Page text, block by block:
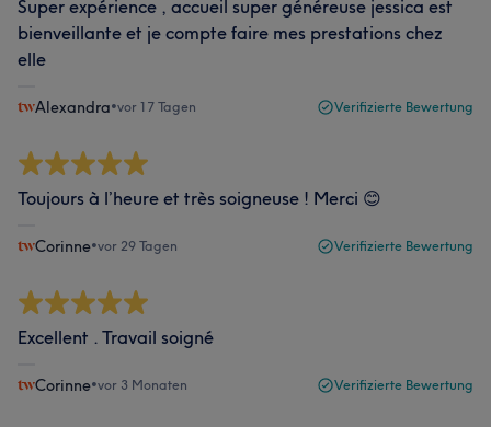
Super expérience , accueil super généreuse jessica est
bienveillante et je compte faire mes prestations chez
elle
Alexandra•vor 17 Tagen Verifizierte Bewertung
Toujours à l’heure et très soigneuse ! Merci 😊
Corinne•vor 29 Tagen Verifizierte Bewertung
Excellent . Travail soigné
Corinne•vor 3 Monaten Verifizierte Bewertung